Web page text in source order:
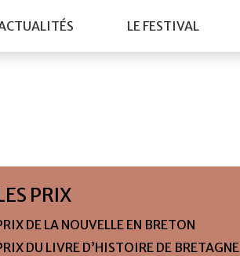
LE FESTIVAL
PRIX
DE LA NOUVELLE EN BRETON
DU LIVRE D’HISTOIRE DE BRETAGNE